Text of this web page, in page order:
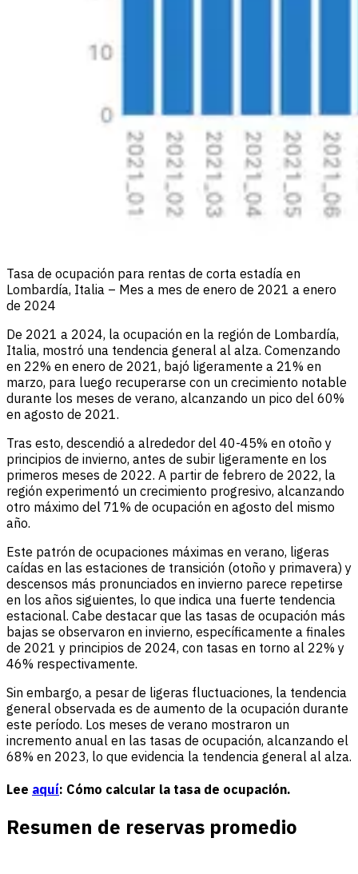
Tasa de ocupación para rentas de corta estadía en
Lombardía, Italia – Mes a mes de enero de 2021 a enero
de 2024
De 2021 a 2024, la ocupación en la región de Lombardía,
Italia, mostró una tendencia general al alza. Comenzando
en 22% en enero de 2021, bajó ligeramente a 21% en
marzo, para luego recuperarse con un crecimiento notable
durante los meses de verano, alcanzando un pico del 60%
en agosto de 2021.
Tras esto, descendió a alrededor del 40-45% en otoño y
principios de invierno, antes de subir ligeramente en los
primeros meses de 2022. A partir de febrero de 2022, la
región experimentó un crecimiento progresivo, alcanzando
otro máximo del 71% de ocupación en agosto del mismo
año.
Este patrón de ocupaciones máximas en verano, ligeras
caídas en las estaciones de transición (otoño y primavera) y
descensos más pronunciados en invierno parece repetirse
en los años siguientes, lo que indica una fuerte tendencia
estacional. Cabe destacar que las tasas de ocupación más
bajas se observaron en invierno, específicamente a finales
de 2021 y principios de 2024, con tasas en torno al 22% y
46% respectivamente.
Sin embargo, a pesar de ligeras fluctuaciones, la tendencia
general observada es de aumento de la ocupación durante
este período. Los meses de verano mostraron un
incremento anual en las tasas de ocupación, alcanzando el
68% en 2023, lo que evidencia la tendencia general al alza.
Lee aquí: Cómo calcular la tasa de ocupación.
Resumen de reservas promedio